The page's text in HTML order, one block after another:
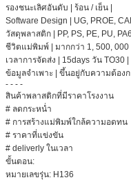
รองชนะเลิศอันดับ | ร้อน / เย็น |
Software Design | UG, PROE,
วัสดุพลาสติก | PP, PS, PE, PU,
ชีวิตแม่พิมพ์ | มากกว่า 1, 500, 000
เวลาการจัดส่ง | 15days วัน TO30 |
ข้อมูลจำเพาะ | ขึ้นอยู่กับความต้องก
- - - -
สินค้าพลาสติกที่มีราคาโรงงาน
# ลดกระหน่ำ
# การสร้างแม่พิมพ์ใกล้ความอดทน
# ราคาที่แข่งขัน
# deliverly ในเวลา
ขั้นตอน:
หมายเลขรุ่น: H136